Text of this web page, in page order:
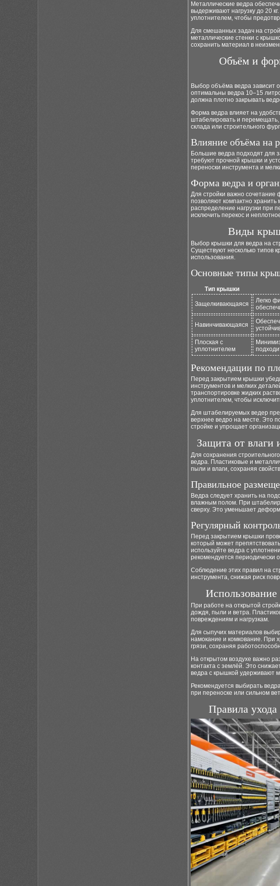
Металлические ведра
выдерживают нагрузку до 20
уплотнителем, чтобы
Для смешанных задач на
металлические стенки с
сохранить материал в
Объём и
Выбор объёма ведра зависит
оптимальны ведра 10–15
должна плотно закрывать
Форма ведра влияет на
штабелировать и перемещать,
склада или строительного
Влияние объёма на
Большие ведра подходят для
требуют прочной крышки и
переноски инструмента и
Форма ведра и
Для стройки важно
позволяют компактно
распределение нагрузки при
исключить перекос и
Виды
Выбор крышки для ведра на
Существуют несколько типов
использования.
Основные типы
Тип крышки
Защелкивающаяся
Легко
Навинчивающаяся
Плоская с
уплотнителем
Рекомендации по
Перед закрытием крышки
инструментов и мелких
транспортировке жидких
уплотнителем, чтобы
Для штабелируемых ведер
верхнее ведро на месте. Это
стройке и упрощает
Защита от
Для сохранения
ведра. Пластиковые и
пыли и влаги, сохраняя
Правильное
Ведра следует хранить на
влажным полом. При
сверху. Это уменьшает
Регулярный
Перед закрытием крышки
который может
используйте ведра с
рекомендуется периодически
Соблюдение этих правил на
инструмента, снижая риск
При работе на открытой
дождя, пыли и ветра.
повреждениям и нагрузкам.
Для сыпучих материалов
намокание и комкование. При
грязи, сохраняя
На открытом воздухе важно
контакта с землёй. Это
ведра с крышкой удерживают
Рекомендуется выбирать
при переноске или сильном
Правила